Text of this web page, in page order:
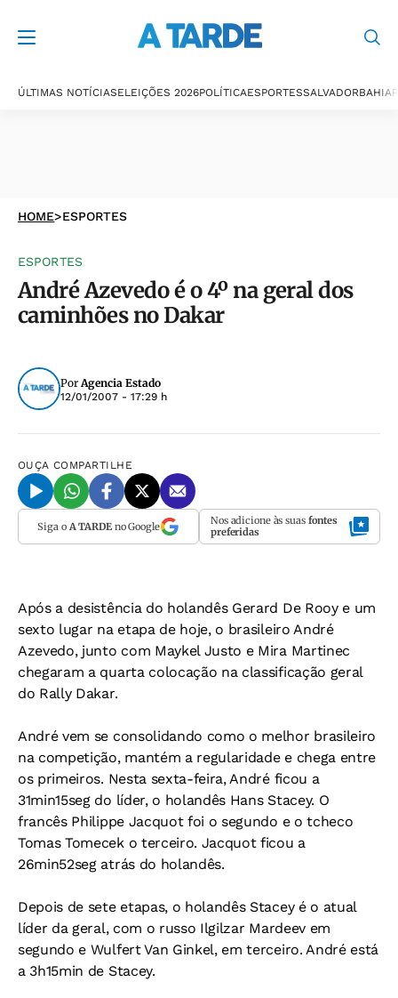
ÚLTIMAS NOTÍCIASELEIÇÕES 2026POLÍTICAESPORTESSALVADORBAHIA
HOME>ESPORTES
ESPORTES
André Azevedo é o 4º na geral dos
caminhões no Dakar
PorAgencia Estado
12/01/2007 - 17:29 h
OUÇA COMPARTILHE
Siga o A TARDEno Google Nos adicione às suas fontes
preferidas
Após a desistência do holandês Gerard De Rooy e um
sexto lugar na etapa de hoje, o brasileiro André
Azevedo, junto com Maykel Justo e Mira Martinec
chegaram a quarta colocação na classificação geral
do Rally Dakar.
André vem se consolidando como o melhor brasileiro
na competição, mantém a regularidade e chega entre
os primeiros. Nesta sexta-feira, André ficou a
31min15seg do líder, o holandês Hans Stacey. O
francês Philippe Jacquot foi o segundo e o tcheco
Tomas Tomecek o terceiro. Jacquot ficou a
26min52seg atrás do holandês.
Depois de sete etapas, o holandês Stacey é o atual
líder da geral, com o russo Ilgilzar Mardeev em
segundo e Wulfert Van Ginkel, em terceiro. André está
a 3h15min de Stacey.